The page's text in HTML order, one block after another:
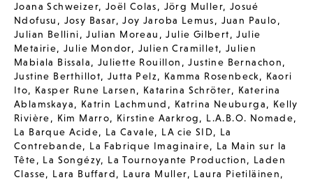
Joana Schweizer, Joël Colas, Jörg Muller, Josué
Ndofusu , Josy Basar,Joy Jaroba Lemus, Juan Paulo,
Julian Bellini,Julian Moreau ,Julie Gilbert,Julie
Metairie,Julie Mondor, Julien Cramillet, Julien
Mabiala Bissala, Juliette Rouillon ,Justine Bernachon,
Justine Berthillot,Jutta Pelz, Kamma Rosenbeck, Kaori
Ito, Kasper Rune Larsen, Katarina Schröter, Katerina
Ablamskaya, Katrin Lachmund , Katrina Neuburga, Kelly
Rivière, Kim Marro, Kirstine Aarkrog, L.A.B.O. Nomade,
La Barque Acide, La Cavale, LA cie SID, La
Contrebande, La Fabrique Imaginaire, La Main sur la
Tête, La Songézy, La Tournoyante Production, Laden
Classe, Lara Buffard, Laura Muller, Laura Pietiläinen,